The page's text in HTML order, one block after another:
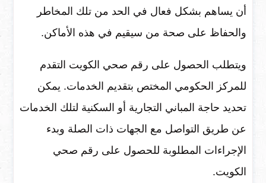
أن يساهم بشكل فعال في الحد من تلك المخاطر
والحفاظ على صحة من سيقيم في هذه الأماكن.
ويتطلب الحصول على رقم صحي الكويت التقدم
للمركز الحكومي المختص بتقديم الخدمات. يمكن
تحديد حاجة المباني التجارية أو السكنية لتلك الخدمات
عن طريق التواصل مع الجهات ذات الصلة وبدء
الإجراءات المطلوبة للحصول على رقم صحي
الكويت.